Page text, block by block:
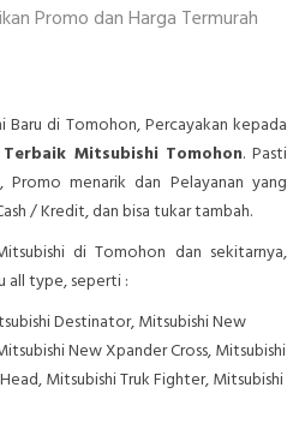
Promo dan Harga Termurah
di Tomohon, Percayakan kepada
Terbaik Mitsubishi Tomohon. Pasti
Promo menarik dan Pelayanan yang
/ Kredit, dan bisa tukar tambah.
di Tomohon dan sekitarnya,
all type, seperti :
Destinator, Mitsubishi New
New Xpander Cross, Mitsubishi
Mitsubishi Truk Fighter, Mitsubishi